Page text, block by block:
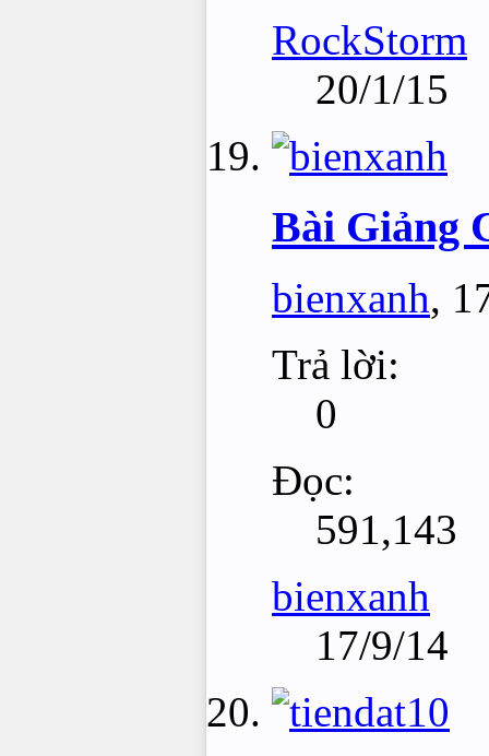
RockStorm
20/1/15
Bài Giảng
bienxanh,
Trả lời:
0
Đọc:
591,143
bienxanh
17/9/14